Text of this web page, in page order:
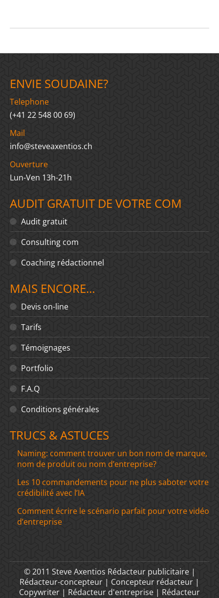
ENVIE SOUDAINE?
Telephone
(+41 22 548 00 69)
Mail
info@steveaxentios.ch
Ouverture
Lun-Ven 13h-21h
AUDIT GRATUIT DE VOTRE COM
Audit gratuit
Consulting com
Coaching rédactionnel
MAIS ENCORE…
Devis on-line
Tarifs
Témoignages
Portfolio
F.A.Q
Conditions générales
TRUCS & ASTUCES
Naming: comment trouver un bon nom de marque,
nom de produit ou nom d’entreprise?
Les 10 commandements pour ne plus saboter votre
crédibilité avec l’IA
Comment écrire le scénario parfait pour votre vidéo
d’entreprise
© 2011 Steve Axentios Rédacteur publicitaire |
Rédacteur-concepteur | Concepteur rédacteur |
Copywriter | Rédacteur d'entreprise | Rédacteur